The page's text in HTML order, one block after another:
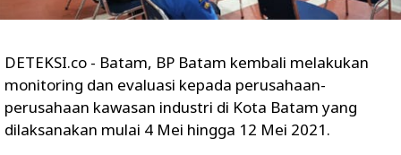
DETEKSI.co - Batam, BP Batam kembali melakukan
monitoring dan evaluasi kepada perusahaan-
perusahaan kawasan industri di Kota Batam yang
dilaksanakan mulai 4 Mei hingga 12 Mei 2021.